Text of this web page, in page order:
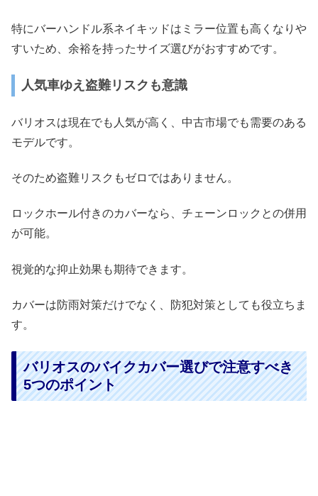
特にバーハンドル系ネイキッドはミラー位置も高くなりや
すいため、余裕を持ったサイズ選びがおすすめです。
人気車ゆえ盗難リスクも意識
バリオスは現在でも人気が高く、中古市場でも需要のある
モデルです。
そのため盗難リスクもゼロではありません。
ロックホール付きのカバーなら、チェーンロックとの併用
が可能。
視覚的な抑止効果も期待できます。
カバーは防雨対策だけでなく、防犯対策としても役立ちま
す。
バリオスのバイクカバー選びで注意すべき
5つのポイント